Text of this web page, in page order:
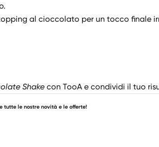
al cioccolato per un tocco finale
Shake con TooA e condividi il tuo
tutte le nostre novità e le offerte!